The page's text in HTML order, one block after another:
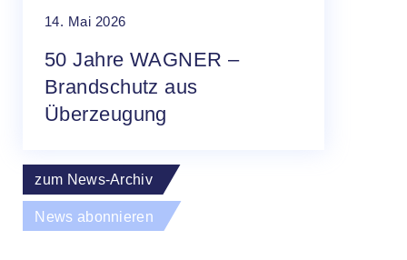
14. Mai 2026
50 Jahre WAGNER –
Brandschutz aus
Überzeugung
zum News-Archiv
News abonnieren